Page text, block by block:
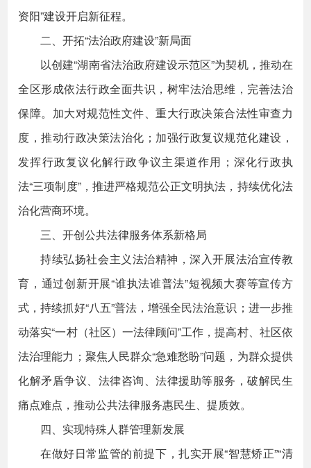
资阳”建设开启新征程。
二、开拓“法治政府建设”新局面
以创建“湖南省法治政府建设示范区”为契机，推动在
全区形成依法行政全面共识，树牢法治思维，完善法治
保障。加大对规范性文件、重大行政决策合法性审查力
度，推动行政决策法治化；加强行政复议规范化建设，
发挥行政复议化解行政争议主渠道作用；深化行政执
法“三项制度”，推进严格规范公正文明执法，持续优化法
治化营商环境。
三、开创公共法律服务体系新格局
持续弘扬社会主义法治精神，深入开展法治宣传教
育，通过创新开展“谁执法谁普法”短视频大赛等宣传方
式，持续抓好“八五”普法，增强全民法治意识；进一步推
动落实“一村（社区）一法律顾问”工作，提高村、社区依
法治理能力；聚焦人民群众“急难愁盼”问题，为群众提供
化解矛盾争议、法律咨询、法律援助等服务，破解民生
痛点难点，推动公共法律服务惠民生、提质效。
四、实现特殊人群管理新发展
在做好日常监管的前提下，扎实开展“智慧矫正”“清